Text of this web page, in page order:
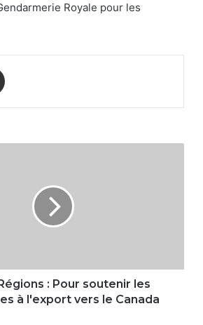
Royale pour les
: Pour soutenir les
à l'export vers le Canada